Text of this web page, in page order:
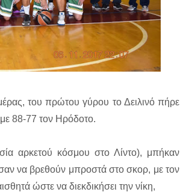
του πρώτου γύρου το Δειλινό πήρε
88-77 τον Ηρόδοτο.
αρκετού κόσμου στο Λίντο), μπήκαν
να βρεθούν μπροστά στο σκορ, με τον
ώστε να διεκδικήσει την νίκη,